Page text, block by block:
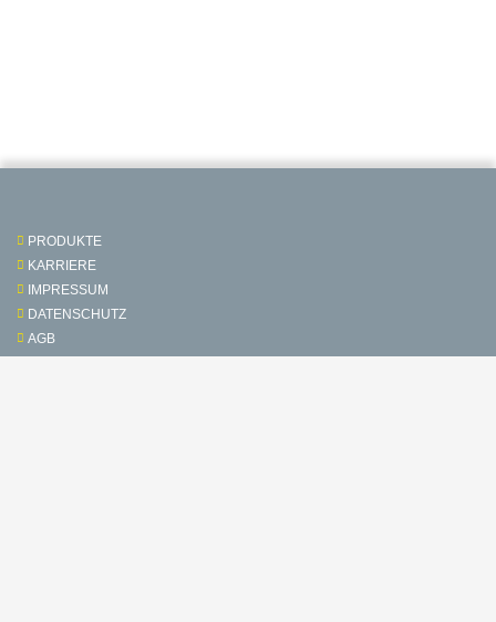
PRODUKTE
KARRIERE
IMPRESSUM
DATENSCHUTZ
AGB